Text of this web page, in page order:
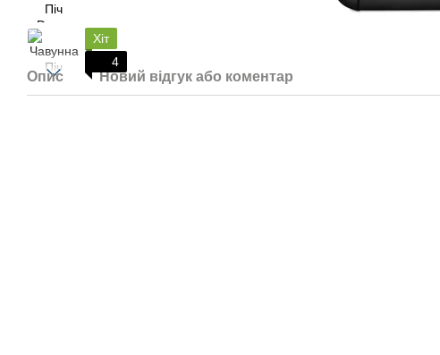
Хіт
4
Опис Новий відгук або коментар